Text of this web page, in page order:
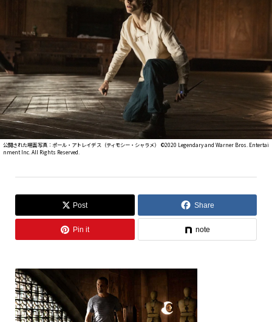
公開された場面写真：ポール・アトレイデス（ティモシー・シャラメ） ©2020 Legendary and Warner Bros. Entertai
nment Inc. All Rights Reserved.
Post Share
Pin it note